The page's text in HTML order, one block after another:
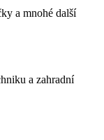
a mnohé další
a zahradní